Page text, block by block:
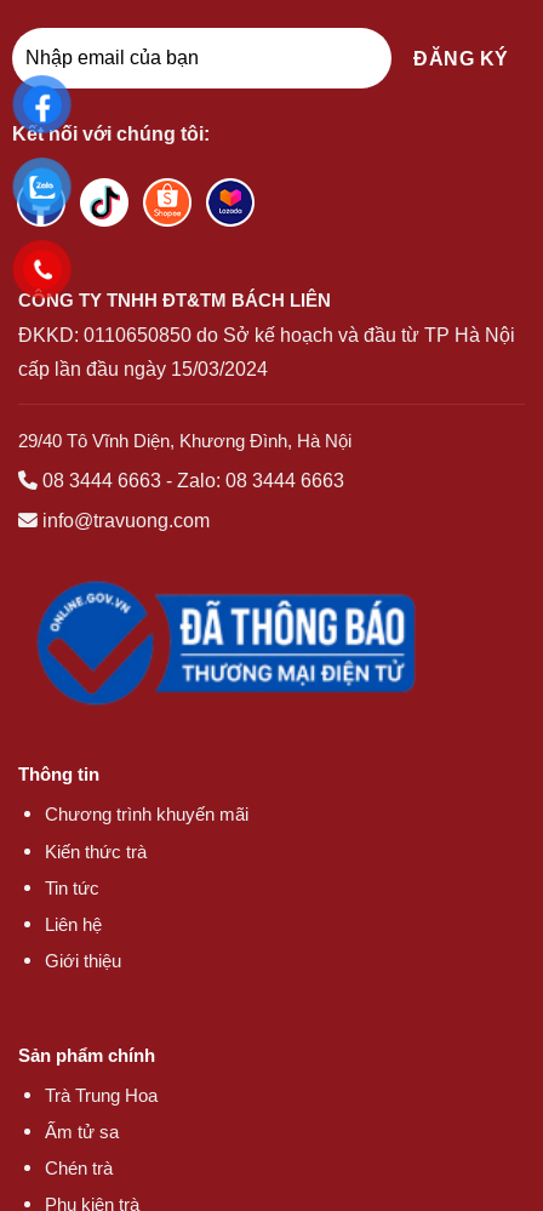
Kết nối với chúng tôi:
CÔNG TY TNHH ĐT&TM BÁCH LIÊN
ĐKKD: 0110650850 do Sở kế hoạch và đầu từ TP Hà Nội
cấp lần đầu ngày 15/03/2024
29/40 Tô Vĩnh Diện, Khương Đình, Hà Nội
08 3444 6663 - Zalo: 08 3444 6663
info@travuong.com
Thông tin
Chương trình khuyến mãi
Kiến thức trà
Tin tức
Liên hệ
Giới thiệu
Sản phẩm chính
Trà Trung Hoa
Ấm tử sa
Chén trà
Phụ kiện trà